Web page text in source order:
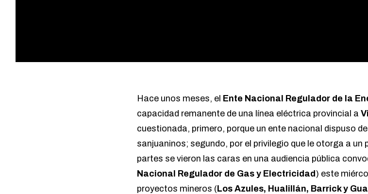
Hace unos meses, el Ente Nacional Regulador de la
capacidad remanente de una línea eléctrica provincial a
cuestionada, primero, porque un ente nacional dispuso
sanjuaninos; segundo, por el privilegio que le otorga a
partes se vieron las caras en una audiencia pública
Nacional Regulador de Gas y Electricidad) este
proyectos mineros (Los Azules, Hualillán, Barrick y